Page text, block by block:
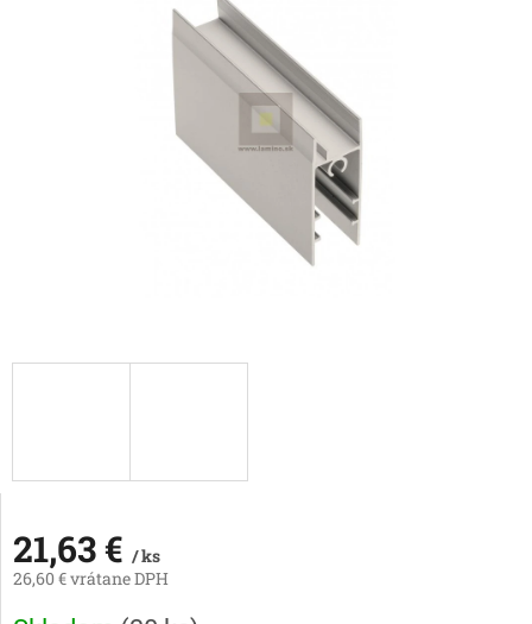
21,63 € / ks
26,60 € vrátane DPH
Jednotková